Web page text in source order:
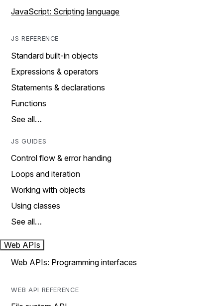
JavaScript: Scripting language
JS REFERENCE
Standard built-in objects
Expressions & operators
Statements & declarations
Functions
See all…
JS GUIDES
Control flow & error handing
Loops and iteration
Working with objects
Using classes
See all…
Web APIs
Web APIs: Programming interfaces
WEB API REFERENCE